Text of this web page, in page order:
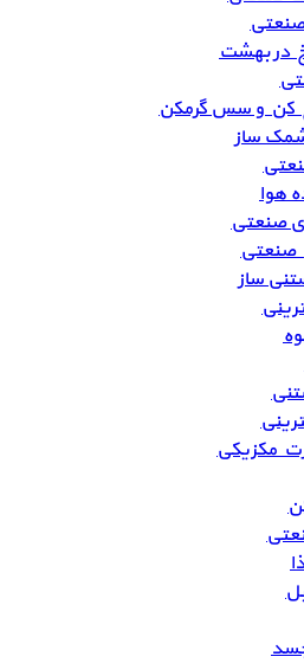
در بهشت
کن و سس گرمکن
ساز
هوا
صنعتی
صنعتی
ساز
مکزیکی